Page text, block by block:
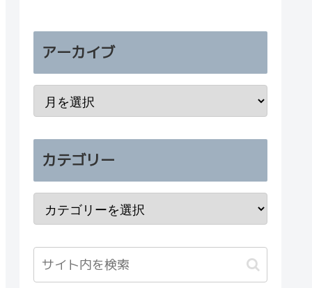
アーカイブ
カテゴリー